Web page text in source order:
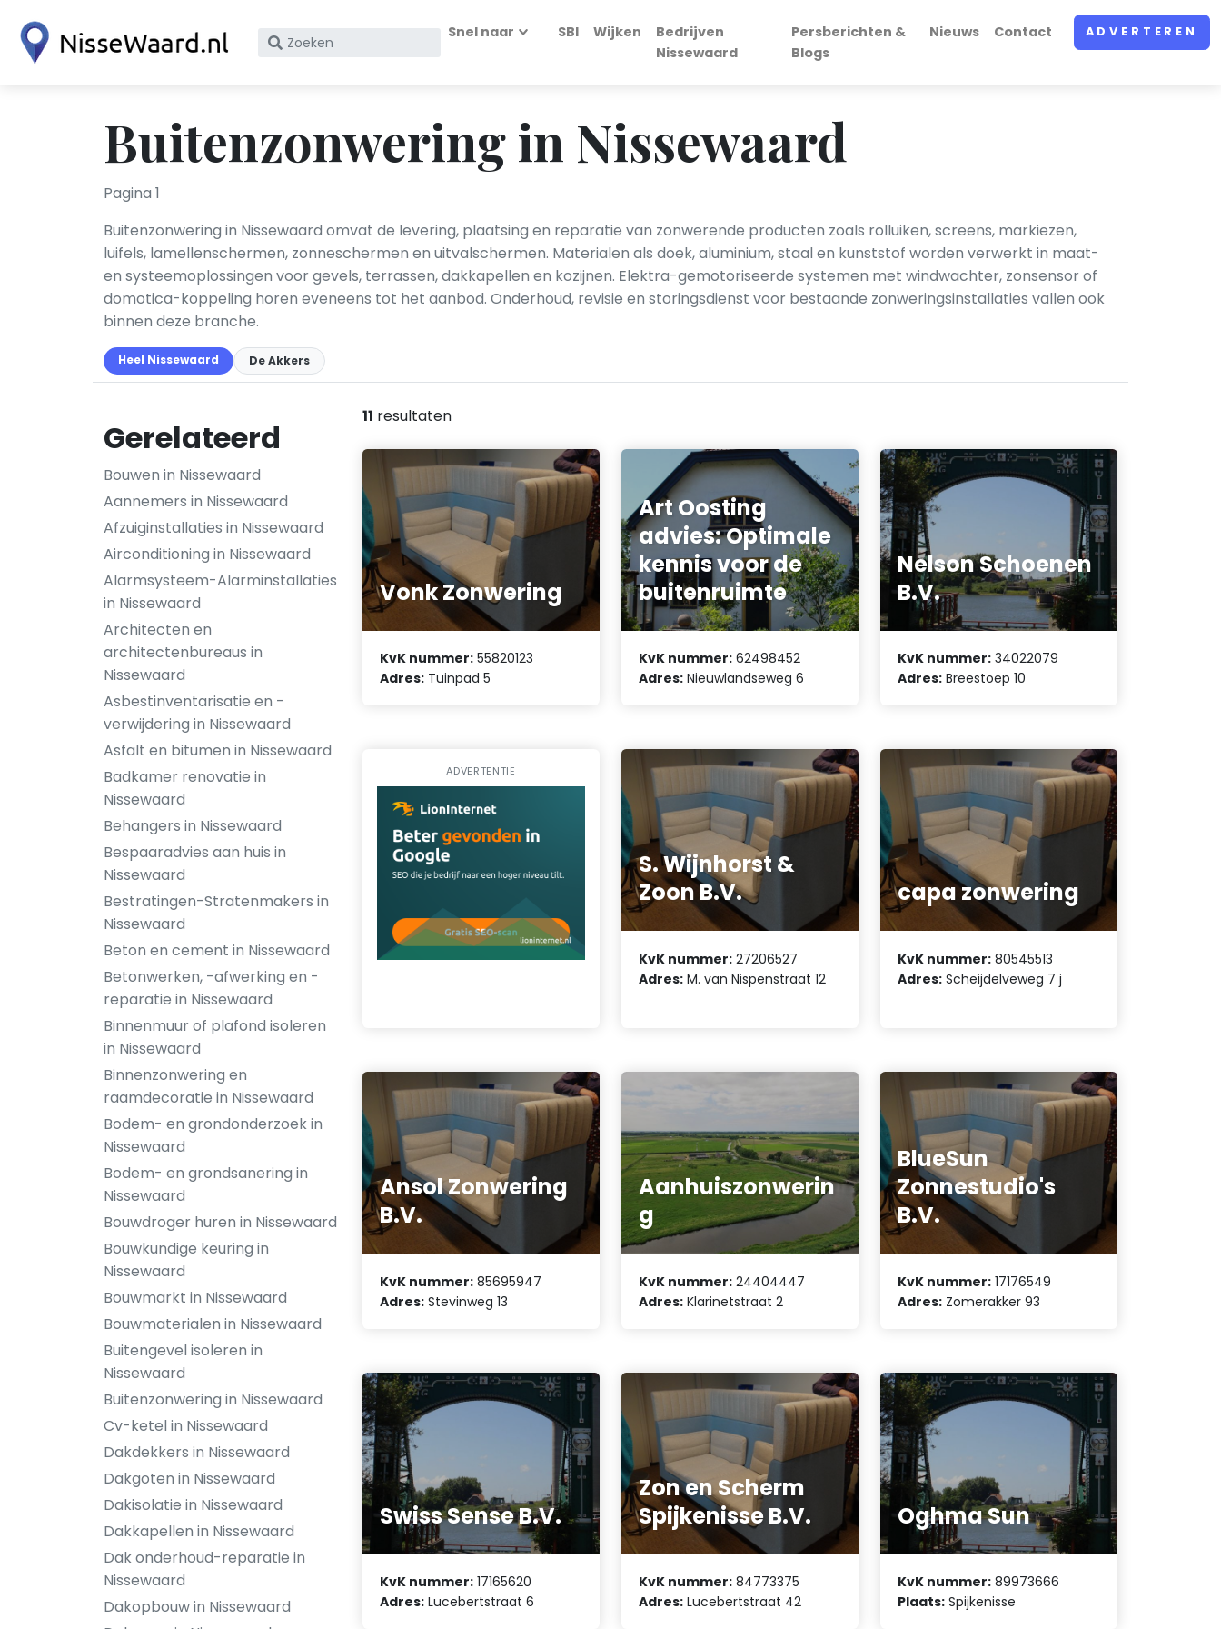
Zoek
KvK
nummer
Snel naar SBI Wijken
Bedrijven
Nissewaard
Persberichten &
Blogs
Nieuws Contact ADVERTEREN
Buitenzonwering in Nissewaard
Pagina 1
Buitenzonwering in Nissewaard omvat de levering, plaatsing en reparatie van zonwerende producten zoals rolluiken, screens, markiezen,
luifels, lamellenschermen, zonneschermen en uitvalschermen. Materialen als doek, aluminium, staal en kunststof worden verwerkt in maat-
en systeemoplossingen voor gevels, terrassen, dakkapellen en kozijnen. Elektra-gemotoriseerde systemen met windwachter, zonsensor of
domotica-koppeling horen eveneens tot het aanbod. Onderhoud, revisie en storingsdienst voor bestaande zonweringsinstallaties vallen ook
binnen deze branche.
Heel Nissewaard De Akkers
Gerelateerd
Bouwen in Nissewaard
Aannemers in Nissewaard
Afzuiginstallaties in Nissewaard
Airconditioning in Nissewaard
Alarmsysteem-Alarminstallaties
in Nissewaard
Architecten en
architectenbureaus in
Nissewaard
Asbestinventarisatie en -
verwijdering in Nissewaard
Asfalt en bitumen in Nissewaard
Badkamer renovatie in
Nissewaard
Behangers in Nissewaard
Bespaaradvies aan huis in
Nissewaard
Bestratingen-Stratenmakers in
Nissewaard
Beton en cement in Nissewaard
Betonwerken, -afwerking en -
reparatie in Nissewaard
Binnenmuur of plafond isoleren
in Nissewaard
Binnenzonwering en
raamdecoratie in Nissewaard
Bodem- en grondonderzoek in
Nissewaard
Bodem- en grondsanering in
Nissewaard
Bouwdroger huren in Nissewaard
Bouwkundige keuring in
Nissewaard
Bouwmarkt in Nissewaard
Bouwmaterialen in Nissewaard
Buitengevel isoleren in
Nissewaard
Buitenzonwering in Nissewaard
Cv-ketel in Nissewaard
Dakdekkers in Nissewaard
Dakgoten in Nissewaard
Dakisolatie in Nissewaard
Dakkapellen in Nissewaard
Dak onderhoud-reparatie in
Nissewaard
Dakopbouw in Nissewaard
11 resultaten
Vonk Zonwering
KvK nummer: 55820123
Adres: Tuinpad 5
Art Oosting
advies: Optimale
kennis voor de
buitenruimte
KvK nummer: 62498452
Adres: Nieuwlandseweg 6
Nelson Schoenen
B.V.
KvK nummer: 34022079
Adres: Breestoep 10
ADVERTENTIE
S. Wijnhorst &
Zoon B.V.
KvK nummer: 27206527
Adres: M. van Nispenstraat 12
capa zonwering
KvK nummer: 80545513
Adres: Scheijdelveweg 7 j
Ansol Zonwering
B.V.
KvK nummer: 85695947
Adres: Stevinweg 13
Aanhuiszonwerin
g
KvK nummer: 24404447
Adres: Klarinetstraat 2
BlueSun
Zonnestudio's
B.V.
KvK nummer: 17176549
Adres: Zomerakker 93
Swiss Sense B.V.
KvK nummer: 17165620
Adres: Lucebertstraat 6
Zon en Scherm
Spijkenisse B.V.
KvK nummer: 84773375
Adres: Lucebertstraat 42
Oghma Sun
KvK nummer: 89973666
Plaats: Spijkenisse